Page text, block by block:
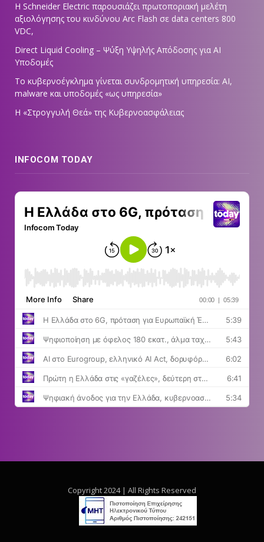
Η Schneider Electric παρουσιάζει πρωτοποριακή μελέτη
αξιολόγησης του κινδύνου Arc Flash σε data centers 800
VDC,
Direct Liquid Cooling – Ψύξη Υψηλής Απόδοσης για AI
Υποδομές
Το κυβερνοέγκλημα γίνεται συνδρομητική υπηρεσία: AI,
malware και υποδομές «ως υπηρεσία»
Η «Στρογγυλή Θεά» της Κυβερνοασφάλειας
INFOCOM TODAY
Copyright 2024 | All Rights Reserved